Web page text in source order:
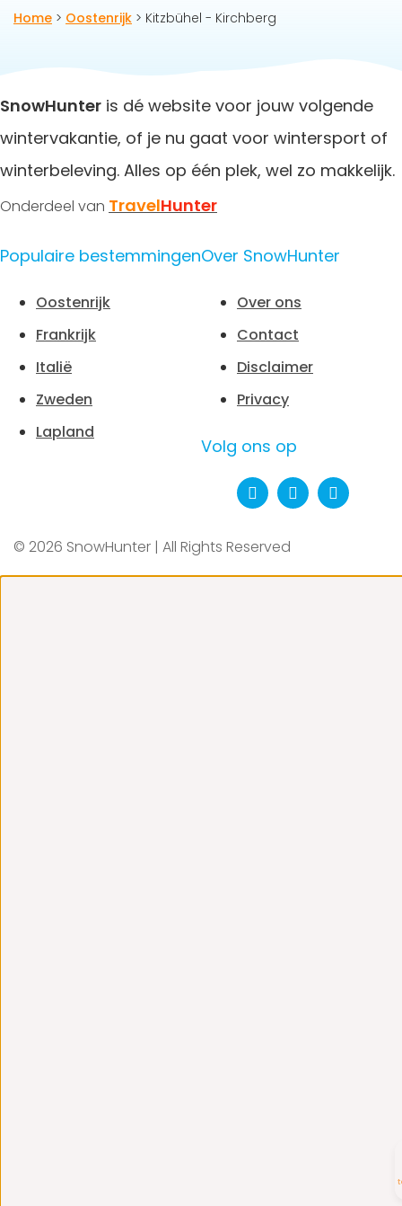
zodat je heerlijk kunt ontspannen in de sauna of het
Home > Oostenrijk > Kitzbühel - Kirchberg
SnowHunter is dé website voor jouw volgende
wintervakantie, of je nu gaat voor wintersport of
winterbeleving. Alles op één plek, wel zo makkelijk.
Onderdeel van TravelHunter
Populaire bestemmingen
Oostenrijk
Frankrijk
Italië
Zweden
Lapland
Over SnowHunter
Over ons
Contact
Disclaimer
Privacy
Volg ons op
© 2026 SnowHunter | All Rights Reserved